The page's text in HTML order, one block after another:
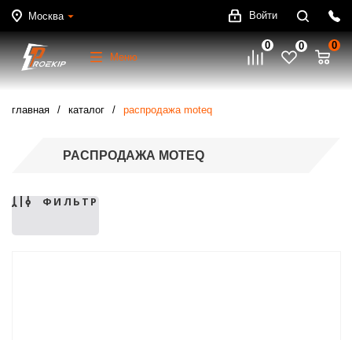
Москва Войти
Меню
0 0 0
главная каталог распродажа moteq
РАСПРОДАЖА MOTEQ
ФИЛЬТР